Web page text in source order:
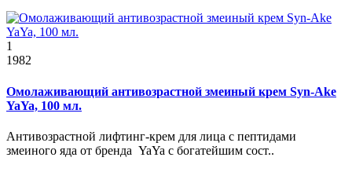
1
1982
Омолаживающий антивозрастной змеиный крем Syn-Ake
YaYa, 100 мл.
Антивозрастной лифтинг-крем для лица с пептидами
змеиного яда от бренда YaYa с богатейшим сост..